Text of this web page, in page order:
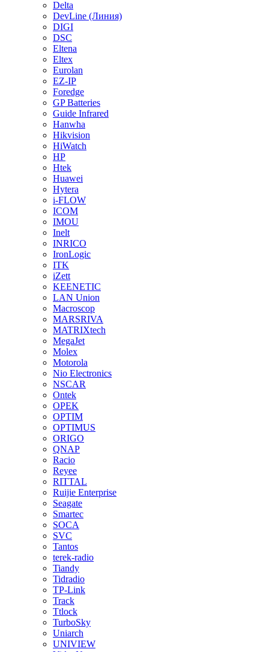
Delta
DevLine (Линия)
DIGI
DSC
Eltena
Eltex
Eurolan
EZ-IP
Foredge
GP Batteries
Guide Infrared
Hanwha
Hikvision
HiWatch
HP
Htek
Huawei
Hytera
i-FLOW
ICOM
IMOU
Inelt
INRICO
IronLogic
ITK
iZett
KEENETIC
LAN Union
Macroscop
MARSRIVA
MATRIXtech
MegaJet
Molex
Motorola
Nio Electronics
NSCAR
Ontek
OPEK
OPTIM
OPTIMUS
ORIGO
QNAP
Racio
Reyee
RITTAL
Ruijie Enterprise
Seagate
Smartec
SOCA
SVC
Tantos
terek-radio
Tiandy
Tidradio
TP-Link
Track
Ttlock
TurboSky
Uniarch
UNIVIEW